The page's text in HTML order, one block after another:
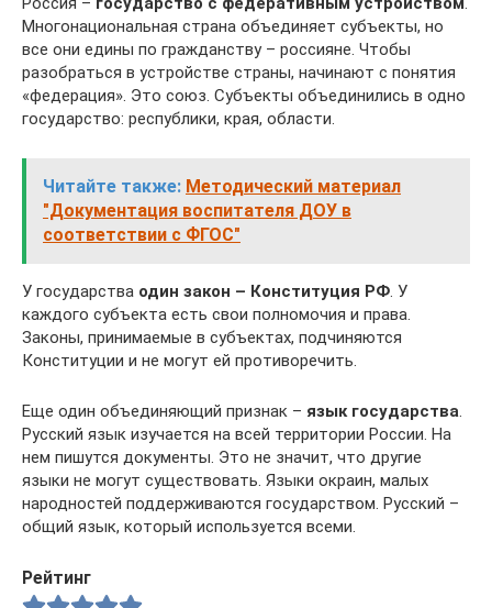
Многонациональная страна объединяет субъекты, но
все они едины по гражданству – россияне. Чтобы
разобраться в устройстве страны, начинают с понятия
«федерация». Это союз. Субъекты объединились в одно
государство: республики, края, области.
Читайте также: Методический материал
"Документация воспитателя ДОУ в
соответствии с ФГОС"
У государства один закон – Конституция РФ . У
каждого субъекта есть свои полномочия и права.
Законы, принимаемые в субъектах, подчиняются
Конституции и не могут ей противоречить.
Еще один объединяющий признак – язык государства
Русский язык изучается на всей территории России. На
нем пишутся документы. Это не значит, что другие
языки не могут существовать. Языки окраин, малых
народностей поддерживаются государством. Русский –
общий язык, который используется всеми.
Рейтинг